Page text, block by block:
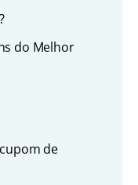
do Melhor
de